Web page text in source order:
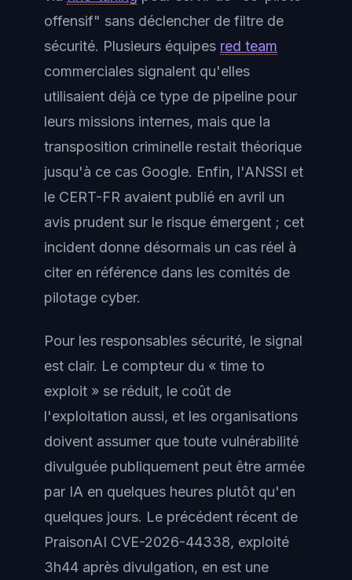
offensif" sans déclencher de filtre de
sécurité. Plusieurs équipes red team
commerciales signalent qu'elles
utilisaient déjà ce type de pipeline pour
leurs missions internes, mais que la
transposition criminelle restait théorique
jusqu'à ce cas Google. Enfin, l'ANSSI et
le CERT-FR avaient publié en avril un
avis prudent sur le risque émergent ; cet
incident donne désormais un cas réel à
citer en référence dans les comités de
pilotage cyber.
Pour les responsables sécurité, le signal
est clair. Le compteur du « time to
exploit » se réduit, le coût de
l'exploitation aussi, et les organisations
doivent assumer que toute vulnérabilité
divulguée publiquement peut être armée
par IA en quelques heures plutôt qu'en
quelques jours. Le précédent récent de
PraisonAI CVE-2026-44338, exploité
3h44 après divulgation, en est une